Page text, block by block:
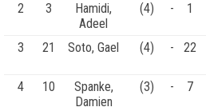
2 3
Hamidi,
Adeel
(4) - 1
3 21 Soto, Gael (4) - 22
4 10
Spanke,
Damien
(3) - 7